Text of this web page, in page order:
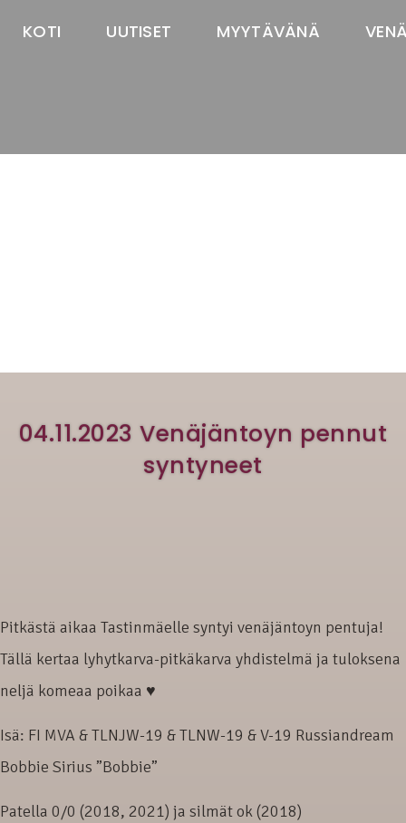
KOTI UUTISET MYYTÄVÄNÄ
04.11.2023 Venäjäntoyn pennut
syntyneet
Pitkästä aikaa Tastinmäelle syntyi venäjäntoyn pentuja!
Tällä kertaa lyhytkarva-pitkäkarva yhdistelmä ja tuloksena
neljä komeaa poikaa ♥
Isä: FI MVA & TLNJW-19 & TLNW-19 & V-19 Russiandream
Bobbie Sirius ”Bobbie”
Patella 0/0 (2018, 2021) ja silmät ok (2018)